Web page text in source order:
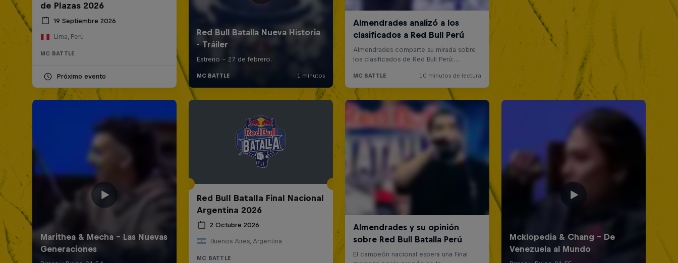
de Plazas 2026
19 Septiembre 2026
Lima, Peru
MC BATTLE
Próximo evento
Red Bull Batalla Final Nacional
Argentina 2026
2 Octubre 2026
Buenos Aires, Argentina
MC BATTLE